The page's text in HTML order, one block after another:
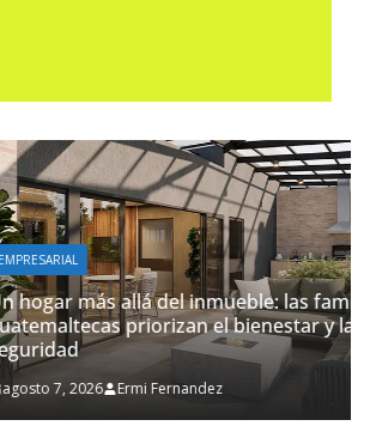
allá del inmueble: las familias
priorizan el bienestar y la
Ermi Fernandez